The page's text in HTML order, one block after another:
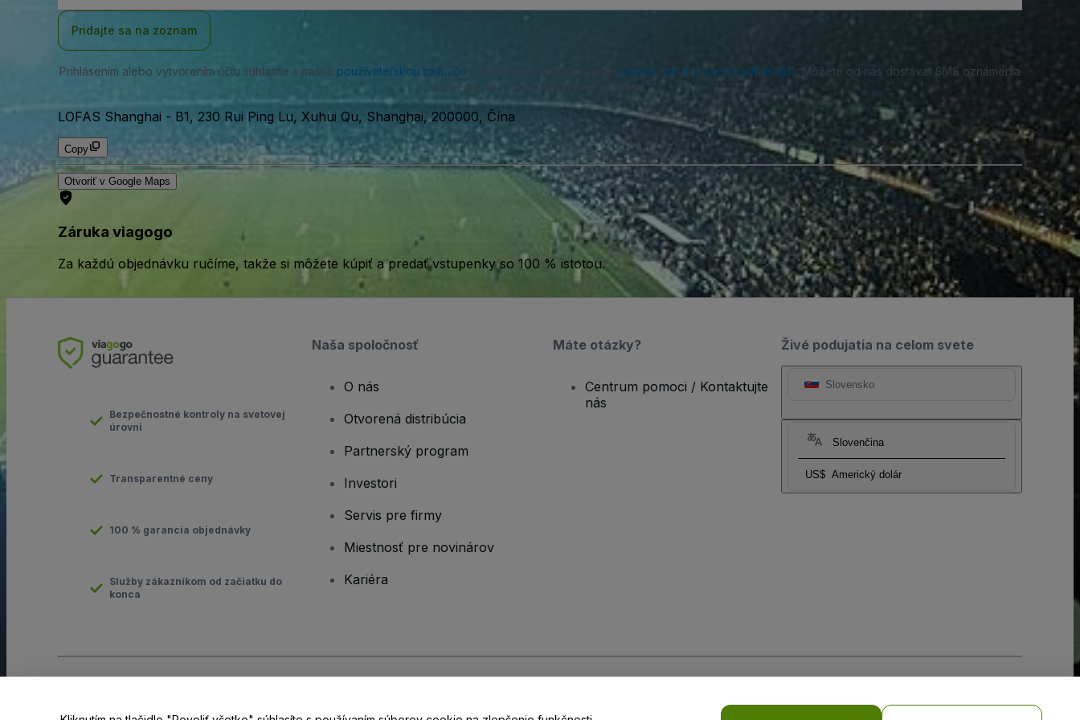
Pridajte sa na zoznam
Prihlásením alebo vytvorením účtu súhlasíte s našou používateľskou zmluvou zásady ochrany osobných údajov. Môžete od nás dostávať SMS oznámenia
a môžete sa z nich kedykoľvek odhlásiť.
LOFAS Shanghai - B1, 230 Rui Ping Lu, Xuhui Qu, Shanghai, 200000, Čína
Copy
Otvoriť v Google Maps
Záruka viagogo
Za každú objednávku ručíme, takže si môžete kúpiť a predať vstupenky so 100 % istotou.
Živé podujatia na celom svete
Slovensko
Slovenčina
US$ Americký dolár
Bezpečnostné kontroly na svetovej
úrovni
Transparentné ceny
100 % garancia objednávky
Služby zákazníkom od začiatku do
konca
Naša spoločnosť
O nás
Otvorená distribúcia
Partnerský program
Investori
Servis pre firmy
Miestnosť pre novinárov
Kariéra
Máte otázky?
Centrum pomoci / Kontaktujte
nás
Zásadami používania súborov cookieaZásadami ochrany osobných údajov pre